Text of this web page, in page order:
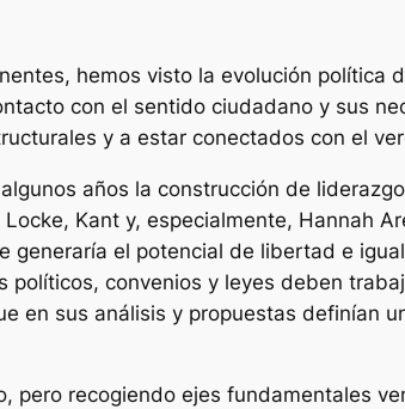
hemos visto la evolución política
con el sentido ciudadano y sus
y a estar conectados con el
años la construcción de
Kant y, especialmente, Hannah
generaría el potencial de libertad e
convenios y leyes deben
en sus análisis y propuestas definían
pero recogiendo ejes fundamentales